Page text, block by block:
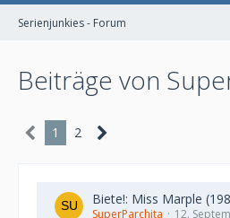
Serienjunkies - Forum
Beiträge von
1 2
Biete!: Miss Marple
SuperParchita 12.